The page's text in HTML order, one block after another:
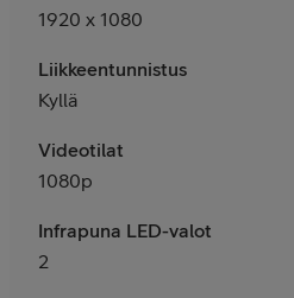
1920 x 1080
Liikkeentunnistus
Kyllä
Videotilat
1080p
Infrapuna LED-valot
2